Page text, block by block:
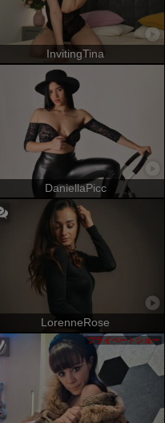
InvitingTina
DaniellaPicc
LorenneRose
プライベートショー